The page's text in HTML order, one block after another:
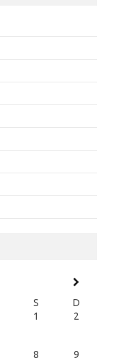
S
D
1
2
8 9